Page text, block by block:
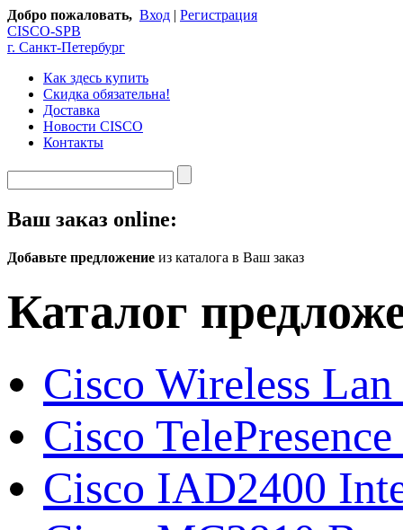
Добро пожаловать, Вход | Регистрация
CISCO-SPB
г. Санкт-Петербург
Как здесь купить
Скидка обязательна!
Доставка
Новости CISCO
Контакты
Ваш заказ online:
Добавьте предложение из каталога в Ваш заказ
Каталог
Cisco Wireless
Cisco
Cisco IAD2400